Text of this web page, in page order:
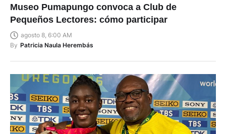
Museo Pumapungo convoca a Club de
Pequeños Lectores: cómo participar
agosto 8, 6:00 AM
By Patricia Naula Herembás